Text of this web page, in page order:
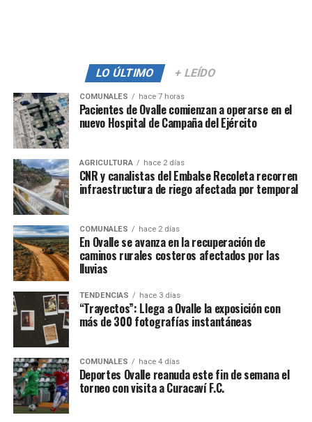
LO ÚLTIMO + LEÍDO
COMUNALES hace 7 horas
Pacientes de Ovalle comienzan a operarse en el
nuevo Hospital de Campaña del Ejército
AGRICULTURA hace 2 días
CNR y canalistas del Embalse Recoleta recorren
infraestructura de riego afectada por temporal
COMUNALES hace 2 días
En Ovalle se avanza en la recuperación de
caminos rurales costeros afectados por las
lluvias
TENDENCIAS hace 3 días
“Trayectos”: Llega a Ovalle la exposición con
más de 300 fotografías instantáneas
COMUNALES hace 4 días
Deportes Ovalle reanuda este fin de semana el
torneo con visita a Curacaví F.C.